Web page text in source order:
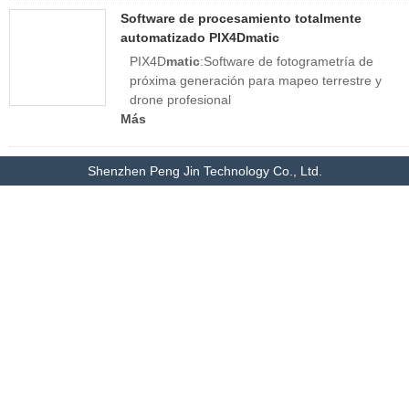
Software de procesamiento totalmente
automatizado PIX4Dmatic
PIX4Dmatic:Software de fotogrametría de
próxima generación para mapeo terrestre y
drone profesional
Más
Shenzhen Peng Jin Technology Co., Ltd.